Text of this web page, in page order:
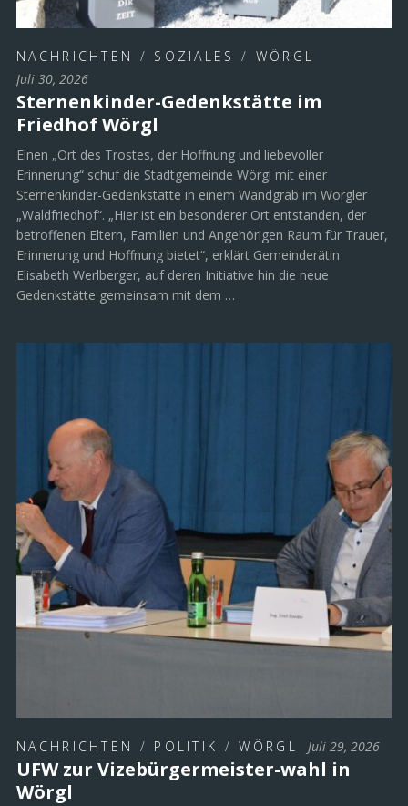
NACHRICHTEN / SOZIALES / WÖRGL
Juli 30, 2026
Sternenkinder-Gedenkstätte im
Friedhof Wörgl
Einen „Ort des Trostes, der Hoffnung und liebevoller
Erinnerung“ schuf die Stadtgemeinde Wörgl mit einer
Sternenkinder-Gedenkstätte in einem Wandgrab im Wörgler
„Waldfriedhof“. „Hier ist ein besonderer Ort entstanden, der
betroffenen Eltern, Familien und Angehörigen Raum für Trauer,
Erinnerung und Hoffnung bietet“, erklärt Gemeinderätin
Elisabeth Werlberger, auf deren Initiative hin die neue
Gedenkstätte gemeinsam mit dem …
NACHRICHTEN / POLITIK /WÖRGL Juli 29, 2026
UFW zur Vizebürgermeister-wahl in
Wörgl